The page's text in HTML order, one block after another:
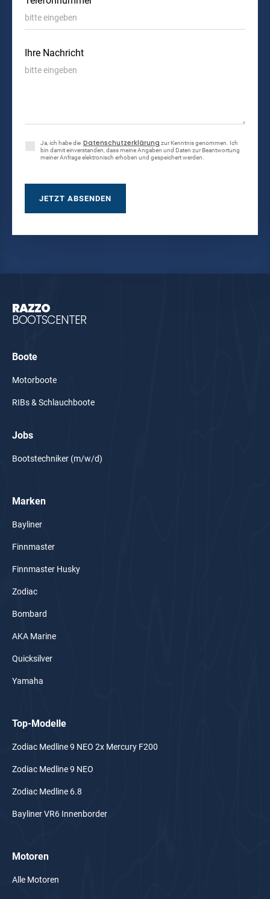
Ihre Nachricht
Ja, ich habe die Datenschutzerklärung zur Kenntnis genommen. Ich
bin damit einverstanden, dass meine Angaben und Daten zur Beantwortung
meiner Anfrage elektronisch erhoben und gespeichert werden.
RAZZO
BOOTSCENTER
Boote
Motorboote
RIBs & Schlauchboote
Jobs
Bootstechniker (m/w/d)
Marken
Bayliner
Finnmaster
Finnmaster Husky
Zodiac
Bombard
AKA Marine
Quicksilver
Yamaha
Top-Modelle
Zodiac Medline 9 NEO 2x Mercury F200
Zodiac Medline 9 NEO
Zodiac Medline 6.8
Bayliner VR6 Innenborder
Motoren
Alle Motoren